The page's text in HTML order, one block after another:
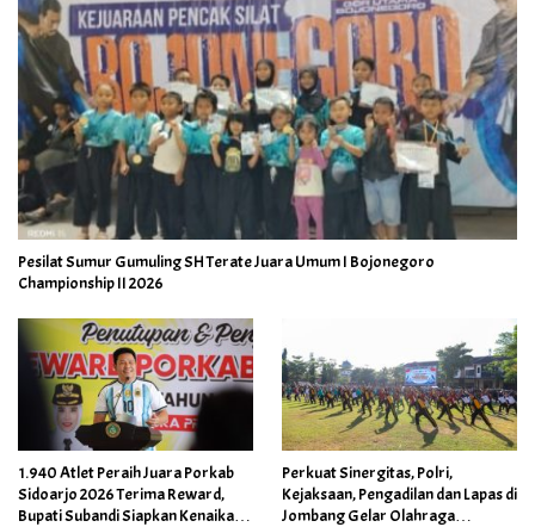
Pesilat Sumur Gumuling SH Terate Juara Umum I Bojonegoro
Championship II 2026
1.940 Atlet Peraih Juara Porkab
Sidoarjo 2026 Terima Reward,
Bupati Subandi Siapkan Kenaikan
Perkuat Sinergitas, Polri,
Kejaksaan, Pengadilan dan Lapas di
Jombang Gelar Olahraga